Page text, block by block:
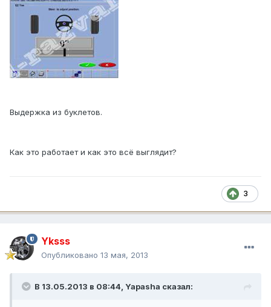
Выдержка из буклетов.
Как это работает и как это всё выглядит?
3
Yksss
Опубликовано 13 мая, 2013
В 13.05.2013 в 08:44, Yapasha сказал: